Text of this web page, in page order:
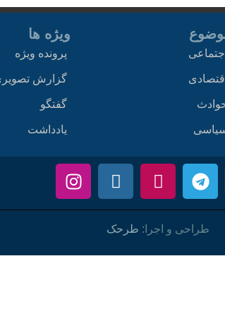
اجتماعی
اقتصادی
ویژه ها
پرونده ویژه
گزارش
گفتگو
یادداشت
طراحی و اجرا: طرحک